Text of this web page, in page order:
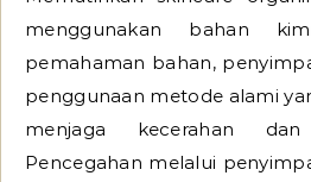
menggunakan bahan
pemahaman bahan,
penggunaan metode alami
menjaga kecerahan
Pencegahan melalui